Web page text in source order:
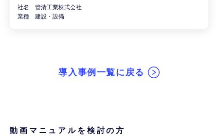
社名 管清工業株式会社
業種 建設・設備
導入事例一覧に戻る
動画マニュアルを検討の方